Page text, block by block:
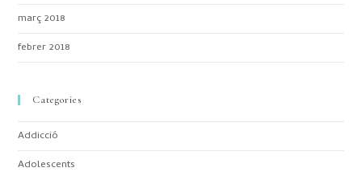
març 2018
febrer 2018
Categories
Addicció
Adolescents